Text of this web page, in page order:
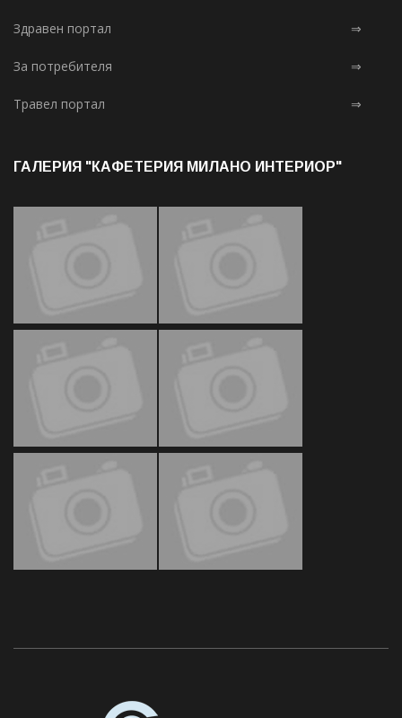
Здравен портал ⇒
За потребителя ⇒
Травел портал ⇒
ГАЛЕРИЯ "КАФЕТЕРИЯ МИЛАНО ИНТЕРИОР"